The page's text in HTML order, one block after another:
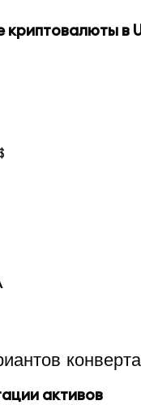
криптовалюты в
активов